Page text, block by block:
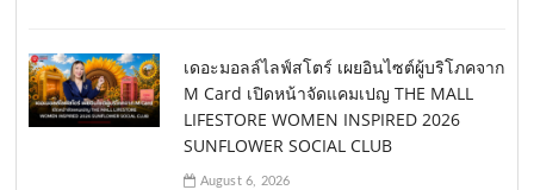
เดอะมอลล์ไลฟ์สโตร์ เผยอินไซต์ผู้บริโภคจาก
M Card เปิดหน้าจัดแคมเปญ THE MALL
LIFESTORE WOMEN INSPIRED 2026
SUNFLOWER SOCIAL CLUB
August 6, 2026